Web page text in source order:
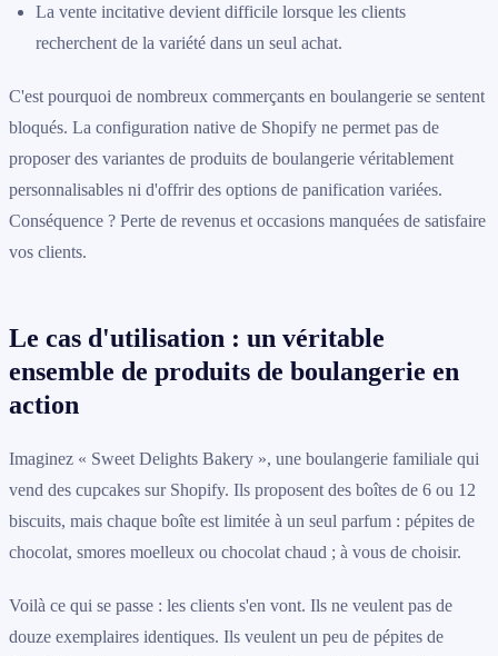
La vente incitative devient difficile lorsque les clients
recherchent de la variété dans un seul achat.
C'est pourquoi de nombreux commerçants en boulangerie se sentent
bloqués. La configuration native de Shopify ne permet pas de
proposer des variantes de produits de boulangerie véritablement
personnalisables ni d'offrir des options de panification variées.
Conséquence ? Perte de revenus et occasions manquées de satisfaire
vos clients.
Le cas d'utilisation : un véritable
ensemble de produits de boulangerie en
action
Imaginez « Sweet Delights Bakery », une boulangerie familiale qui
vend des cupcakes sur Shopify. Ils proposent des boîtes de 6 ou 12
biscuits, mais chaque boîte est limitée à un seul parfum : pépites de
chocolat, smores moelleux ou chocolat chaud ; à vous de choisir.
Voilà ce qui se passe : les clients s'en vont. Ils ne veulent pas de
douze exemplaires identiques. Ils veulent un peu de pépites de